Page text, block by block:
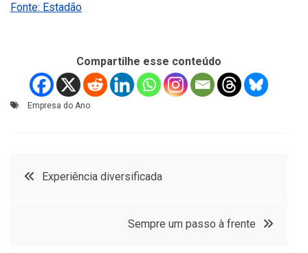
Fonte: Estadão
Compartilhe esse conteúdo
Empresa do Ano
Navegação
Experiência diversificada
Sempre um passo à frente